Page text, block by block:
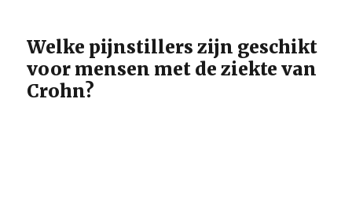
Welke pijnstillers zijn geschikt
voor mensen met de ziekte van
Crohn?